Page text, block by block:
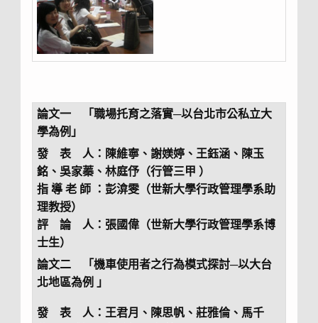
論文一
「職場托育之落實─以台北市公私立大
學為例 」
發 表 人：陳維寧、謝媄婷、王鈺涵、陳玉
銘、吳家蓁、林庭伃（行管三甲 ）
指 導 老 師 ：彭渰雯（世新大學行政管理學系助
理教授）
評 論 人：張國偉（世新大學行政管理學系博
士生）
論文二 「機車使用者之行為模式探討─以大台
北地區為例 」
發 表 人：王君月、陳思帆、莊雅倫、馬千